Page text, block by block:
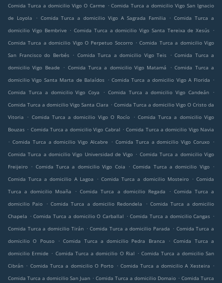
Comida Turca a domicilio Vigo O Carme . Comida Turca a domicilio Vigo San Ignacio
de Loyola
. Comida Turca a domicilio Vigo A Sagrada Familia . Comida Turca a
domicilio Vigo Bembrive . Comida Turca a domicilio Vigo Santa Tereixa de Xesús .
Comida Turca a domicilio Vigo O Perpetuo Socorro . Comida Turca a domicilio Vigo
San Francisco do Berbés
. Comida Turca a domicilio Vigo Teis . Comida Turca a
domicilio Vigo Beade
. Comida Turca a domicilio Vigo Matamá . Comida Turca a
domicilio Vigo Santa Marta de Balaídos . Comida Turca a domicilio Vigo A Florida .
Comida Turca a domicilio Vigo Coya
. Comida Turca a domicilio Vigo Candeán
.
Comida Turca a domicilio Vigo Santa Clara . Comida Turca a domicilio Vigo O Cristo da
Vitoria
. Comida Turca a domicilio Vigo O Rocío . Comida Turca a domicilio Vigo
Bouzas . Comida Turca a domicilio Vigo Cabral . Comida Turca a domicilio Vigo Navia
. Comida Turca a domicilio Vigo Alcabre . Comida Turca a domicilio Vigo Coruxo .
Comida Turca a domicilio Vigo Universidad de Vigo . Comida Turca a domicilio Vigo
Freijeiro . Comida Turca a domicilio Vigo Coia . Comida Turca a domicilio Vigo .
Comida Turca a domicilio A Lagoa
. Comida Turca a domicilio Mosteiro . Comida
Turca a domicilio Moaña
. Comida Turca a domicilio Regada . Comida Turca a
domicilio Paio
. Comida Turca a domicilio Redondela . Comida Turca a domicilio
Chapela . Comida Turca a domicilio O Carballal . Comida Turca a domicilio Cangas .
Comida Turca a domicilio Tirán . Comida Turca a domicilio Parada . Comida Turca a
domicilio O Pouso
. Comida Turca a domicilio Pedra Branca . Comida Turca a
domicilio Ermide . Comida Turca a domicilio O Rial . Comida Turca a domicilio San
Cibrán . Comida Turca a domicilio O Porto . Comida Turca a domicilio A Xesteira .
Comida Turca a domicilio San Juan . Comida Turca a domicilio Domaio . Comida Turca